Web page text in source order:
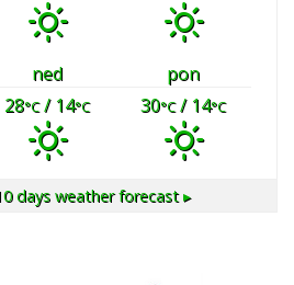
ned
pon
28°C/ 14°C 30°C/ 14°C
days weather forecast ▸